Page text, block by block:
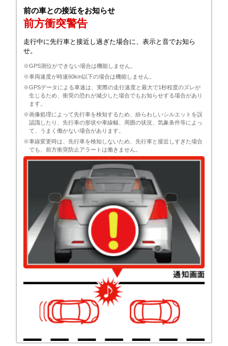
前の車との接近をお知らせ
前方衝突警告
走行中に先行車と接近し過ぎた場合に、表示と音でお知ら
せ。
※GPS測位ができない場合は機能しません。
※車両速度が時速60km以下の場合は機能しません。
※GPSデータによる車速は、実際の走行速度と最大で1秒程度のズレが
生じるため、衝突の恐れが減少した場合でもお知らせする場合があり
ます。
※画像処理によって先行車を検知するため、紛らわしいシルエットを誤
認識したり、先行車の形状や車線幅、周囲の状況、気象条件等によっ
て、うまく働かない場合があります。
※車線変更時は、先行車を検知しないため、先行車と接近しすぎた場合
でも、前方衝突防止アラートは働きません。